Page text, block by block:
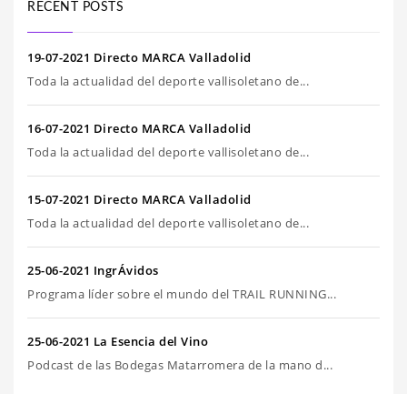
RECENT POSTS
19-07-2021 Directo MARCA Valladolid
Toda la actualidad del deporte vallisoletano de...
16-07-2021 Directo MARCA Valladolid
Toda la actualidad del deporte vallisoletano de...
15-07-2021 Directo MARCA Valladolid
Toda la actualidad del deporte vallisoletano de...
25-06-2021 IngrÁvidos
Programa líder sobre el mundo del TRAIL RUNNING...
25-06-2021 La Esencia del Vino
Podcast de las Bodegas Matarromera de la mano d...